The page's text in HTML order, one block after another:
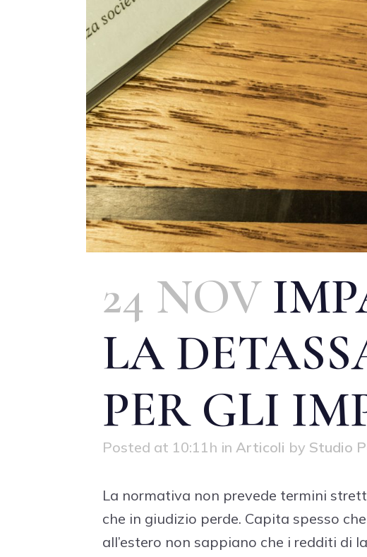
24 NOV
LA
PER GLI
Posted at 10:11h in Articoli by Studio
La normativa non prevede termini
che in giudizio perde. Capita spesso
all’estero non sappiano che i redditi di